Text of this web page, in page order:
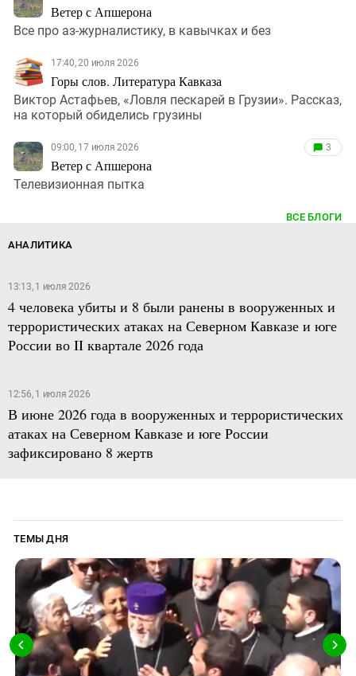
Ветер с Апшерона
Все про аз-журналистику, в кавычках и без
17:40, 20 июля 2026
Горы слов. Литература Кавказа
Виктор Астафьев, «Ловля пескарей в Грузии». Рассказ,
на который обиделись грузины
09:00, 17 июля 2026
Ветер с Апшерона
3
Телевизионная пытка
ВСЕ БЛОГИ
АНАЛИТИКА
13:13, 1 июля 2026
4 человека убиты и 8 были ранены в вооруженных и
террористических атаках на Северном Кавказе и юге
России во II квартале 2026 года
12:56, 1 июля 2026
В июне 2026 года в вооруженных и террористических
атаках на Северном Кавказе и юге России
зафиксировано 8 жертв
ТЕМЫ ДНЯ